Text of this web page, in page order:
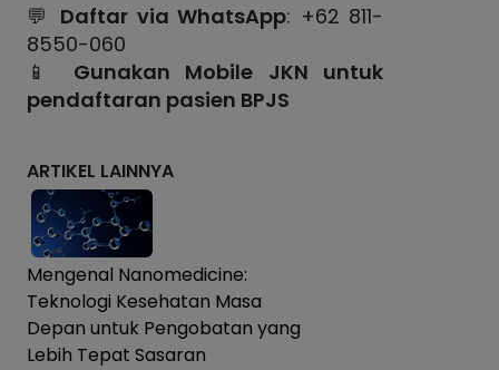
💬 Daftar via WhatsApp: +62 811-
8550-060
📱 Gunakan Mobile JKN untuk
pendaftaran pasien BPJS
ARTIKEL LAINNYA
Mengenal Nanomedicine:
Teknologi Kesehatan Masa
Depan untuk Pengobatan yang
Lebih Tepat Sasaran